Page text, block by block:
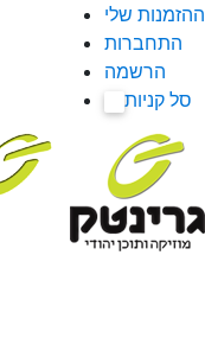
ההזמנות שלי
התחברות
הרשמה
סל קניות